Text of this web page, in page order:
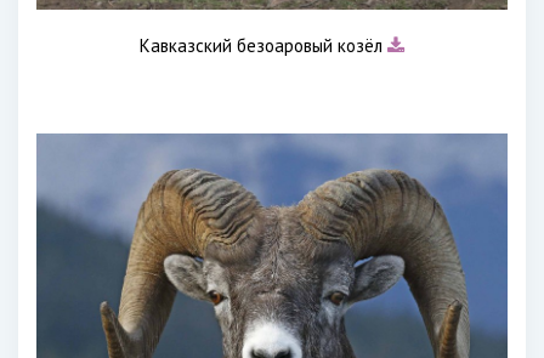
Кавказский безоаровый козёл